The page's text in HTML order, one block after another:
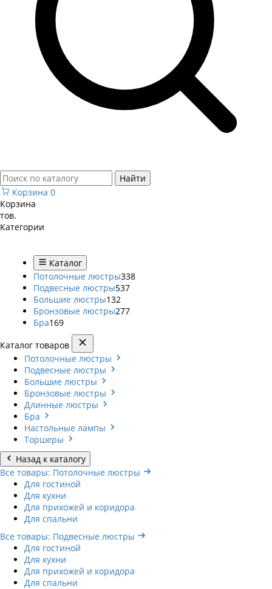
Найти
Корзина 0
Корзина
тов.
Категории
Каталог
Потолочные люстры338
Подвесные люстры537
Большие люстры132
Бронзовые люстры277
Бра169
Каталог товаров
Потолочные люстры
Подвесные люстры
Большие люстры
Бронзовые люстры
Длинные люстры
Бра
Настольные лампы
Торшеры
Назад к каталогу
Все товары: Потолочные люстры
Для гостиной
Для кухни
Для прихожей и коридора
Для спальни
Все товары: Подвесные люстры
Для гостиной
Для кухни
Для прихожей и коридора
Для спальни